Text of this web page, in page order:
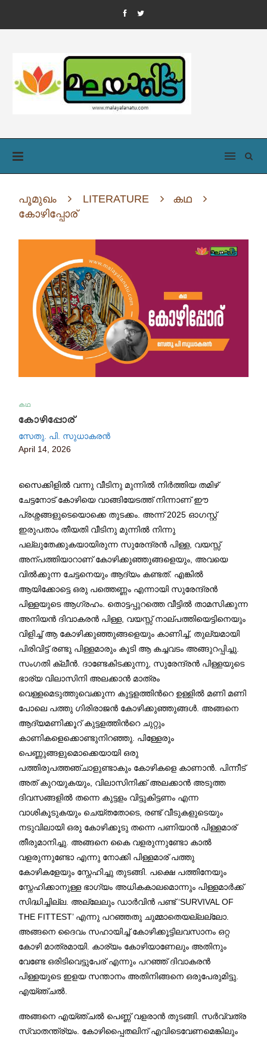
പൂമുഖം LITERATURE
കഥ
കോഴിപ്പോര്
കഥ
കോഴിപ്പോര്
സേതു. പി. സുധാകരൻ
April 14, 2026
സൈക്കിളിൽ വന്നു വീടിനു മുന്നിൽ നിർത്തിയ തമിഴ്
ചേട്ടനോട് കോഴിയെ വാങ്ങിയേടത്ത് നിന്നാണ് ഈ
പ്രശ്നങ്ങളുടെയൊക്കെ തുടക്കം. അന്ന് 2025 ഓഗസ്റ്റ്
ഇരുപതാം തീയതി വീടിനു മുന്നിൽ നിന്നു
പല്ലുതേക്കുകയായിരുന്ന സുരേന്ദ്രൻ പിള്ള, വയസ്സ്
അന്പത്തിയാറാണ് കോഴിക്കുഞ്ഞുങ്ങളെയും, അവയെ
വിൽക്കുന്ന ചേട്ടനെയും ആദ്യം കണ്ടത്. എങ്കിൽ
ആയിക്കോട്ടെ ഒരു പത്തെണ്ണം എന്നായി സുരേന്ദ്രൻ
പിള്ളയുടെ ആഗ്രഹം. തൊട്ടപ്പുറത്തെ വീട്ടിൽ താമസിക്കുന്ന
അനിയൻ ദിവാകരൻ പിള്ള, വയസ്സ് നാല്പത്തിയെട്ടിനെയും
വിളിച്ച് ആ കോഴിക്കുഞ്ഞുങ്ങളെയും കാണിച്ച്, തുല്യമായി
പിരിവിട്ട് രണ്ടു പിള്ളമാരും കൂടി ആ കച്ചവടം അങ്ങുറപ്പിച്ചു.
സംഗതി ക്ലീൻ. ദാണ്ടേകിടക്കുന്നു, സുരേന്ദ്രൻ പിള്ളയുടെ
ഭാര്യ വിലാസിനി അലക്കാൻ മാത്രം
വെള്ളമെടുത്തുവെക്കുന്ന കുട്ടളത്തിന്‍റെ ഉള്ളില്‍ മണി മണി
പോലെ പത്തു ഗിരിരാജൻ കോഴിക്കുഞ്ഞുങ്ങള്‍. അങ്ങനെ
ആദ്യമണിക്കൂറ്‍ കുട്ടളത്തിന്‍റെ ചുറ്റും
കാണികളെക്കൊണ്ടുനിറഞ്ഞു. പിള്ളേരും
പെണ്ണുങ്ങളുമൊക്കെയായി ഒരു
പത്തിരുപത്തഞ്ചാളുണ്ടാകും കോഴികളെ കാണാൻ. പിന്നീട്
അത് കുറയുകയും, വിലാസിനിക്ക് അലക്കാൻ അടുത്ത
ദിവസങ്ങളിൽ തന്നെ കുട്ടളം വിട്ടുകിട്ടണം എന്ന
വാശികൂടുകയും ചെയ്തതോടെ, രണ്ട് വീടുകളുടെയും
നടുവിലായി ഒരു കോഴിക്കൂടു തന്നെ പണിയാൻ പിള്ളമാര്
തീരുമാനിച്ചു. അങ്ങനെ കൈ വളരുന്നുണ്ടോ കാല്‍
വളരുന്നുണ്ടോ എന്നു നോക്കി പിള്ളമാര് പത്തു
കോഴികളേയും സ്നേഹിച്ചു തുടങ്ങി. പക്ഷെ പത്തിനേയും
സ്നേഹിക്കാനുള്ള ഭാഗ്യം അധികകാലമൊന്നും പിള്ളമാർക്ക്
സിദ്ധിച്ചില്ല. അല്ലേലും ഡാർവിൻ പണ്ട് ‘SURVIVAL OF
THE FITTEST’ എന്നു പറഞ്ഞതു ചുമ്മാതെയല്ലല്ലോ.
അങ്ങനെ ദൈവം സഹായിച്ച് കോഴിക്കൂട്ടിലവസാനം ഒറ്റ
കോഴി മാത്രമായി. കാര്യം കോഴിയാണേലും അതിനും
വേണ്ടേ ഒരിടിവെട്ടുപേര് എന്നും പറഞ്ഞ് ദിവാകരൻ
പിള്ളയുടെ ഇളയ സന്താനം അതിനിങ്ങനെ ഒരുപേരുമിട്ടു.
എയ്ഞ്ചൽ.
അങ്ങനെ എയ്ഞ്ചൽ പെണ്ണ് വളരാൻ തുടങ്ങി. സർവ്വത്ര
സ്വാതന്ത്ര്യം. കോഴിപ്പൈതലിന് എവിടെവേണമെങ്കിലും